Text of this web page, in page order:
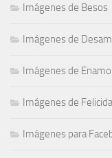
Imágenes de Besos
Imágenes de
Imágenes de
Imágenes de
Imágenes para